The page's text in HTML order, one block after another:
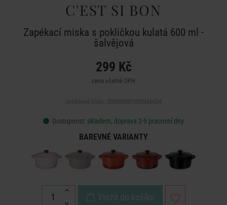
C'EST SI BON
Zapékací miska s pokličkou kulatá 600 ml -
šalvějová
299 Kč
cena včetně DPH
Dostupnost: skladem, doprava 2-5 pracovní dny
BAREVNÉ VARIANTY
Vložit do košíku